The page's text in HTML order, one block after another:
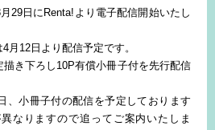
29日にRenta!より電子配信開始いたし
月12日より配信予定です。
描き下ろし10P有償小冊子付を先行配信
、小冊子付の配信を予定しております
なりますので追ってご案内いたしま